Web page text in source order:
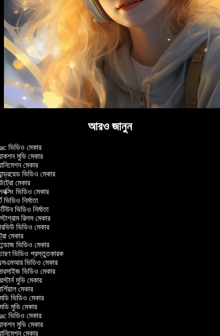
আরও জানুন
ভিডিও মেকার
মুভি মেকার
মেকার
ভিডিও মেকার
মেকার
ভিডিও মেকার
নির্মাতা
ভিডিও নির্মাতা
রিলস মেকার
ভিডিও মেকার
মেকার
ভিডিও মেকার
ভিডিও প্রস্তুতকারক
ভিডিও মেকার
ভিডিও মেকার
মুভি মেকার
মেকার
ভিডিও মেকার
মুভি মেকার
ভিডিও মেকার
মুভি মেকার
মেকার